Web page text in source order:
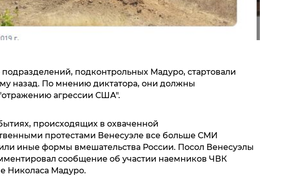
подконтрольных Мадуро, стартовали
назад. По мнению диктатора, они должны
агрессии США".
происходящих в охваченной
протестами Венесуэле все больше СМИ
иные формы вмешательства России. Посол Венесуэлы
сообщение об участии наемников ЧВК
Николаса Мадуро.